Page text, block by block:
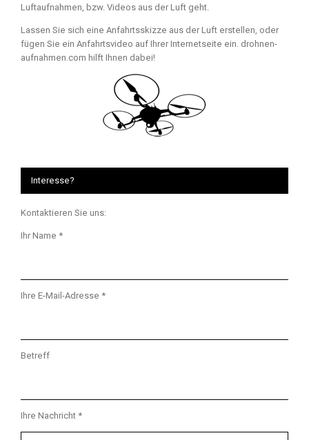
Luftaufnahmen, bzw. Videos aus der Luft geht.
Lassen Sie sich eine Anfahrtsskizze aus der Luft erstellen, oder
fügen Sie ein Anfahrtsvideo auf Ihrer Internetseite ein. drohnen-
aufnahmen.com hilft Ihnen dabei!
Interesse?
Kontaktieren Sie uns:
Ihr Name *
Ihre E-Mail-Adresse *
Betreff
Ihre Nachricht *